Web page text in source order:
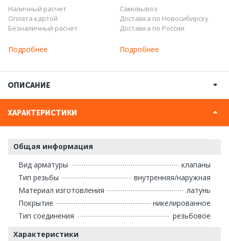
Наличный расчет
Оплата картой
Безналичный расчет
Подробнее
Самовывоз
Доставка по Новосибирску
Доставка по России
Подробнее
ОПИСАНИЕ
ХАРАКТЕРИСТИКИ
Общая информация
Вид арматуры
клапаны
Тип резьбы
внутренняя/наружная
Материал изготовления
латунь
Покрытие
никелированное
Тип соединения
резьбовое
Характеристики